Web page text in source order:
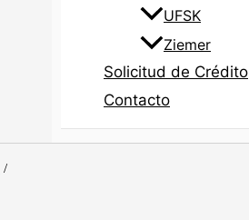
UFSK
Ziemer
Solicitud de Crédito
Contacto
/